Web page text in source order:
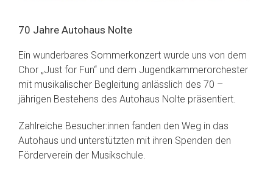
70 Jahre Autohaus Nolte
Ein wunderbares Sommerkonzert wurde uns von dem
Chor „Just for Fun“ und dem Jugendkammerorchester
mit musikalischer Begleitung anlässlich des 70 –
jährigen Bestehens des Autohaus Nolte präsentiert.
Zahlreiche Besucher:innen fanden den Weg in das
Autohaus und unterstützten mit ihren Spenden den
Förderverein der Musikschule.